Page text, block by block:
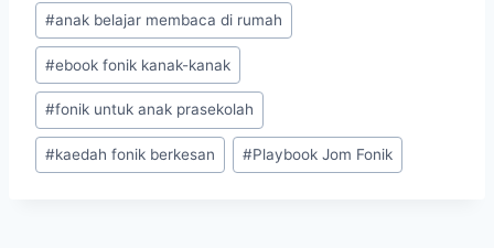
#anak belajar membaca di rumah
#ebook fonik kanak-kanak
#fonik untuk anak prasekolah
#kaedah fonik berkesan #Playbook Jom Fonik